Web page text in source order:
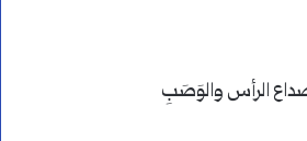
الرأس والوَصَبِ